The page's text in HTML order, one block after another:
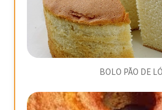
BOLO PÃO DE LÓ